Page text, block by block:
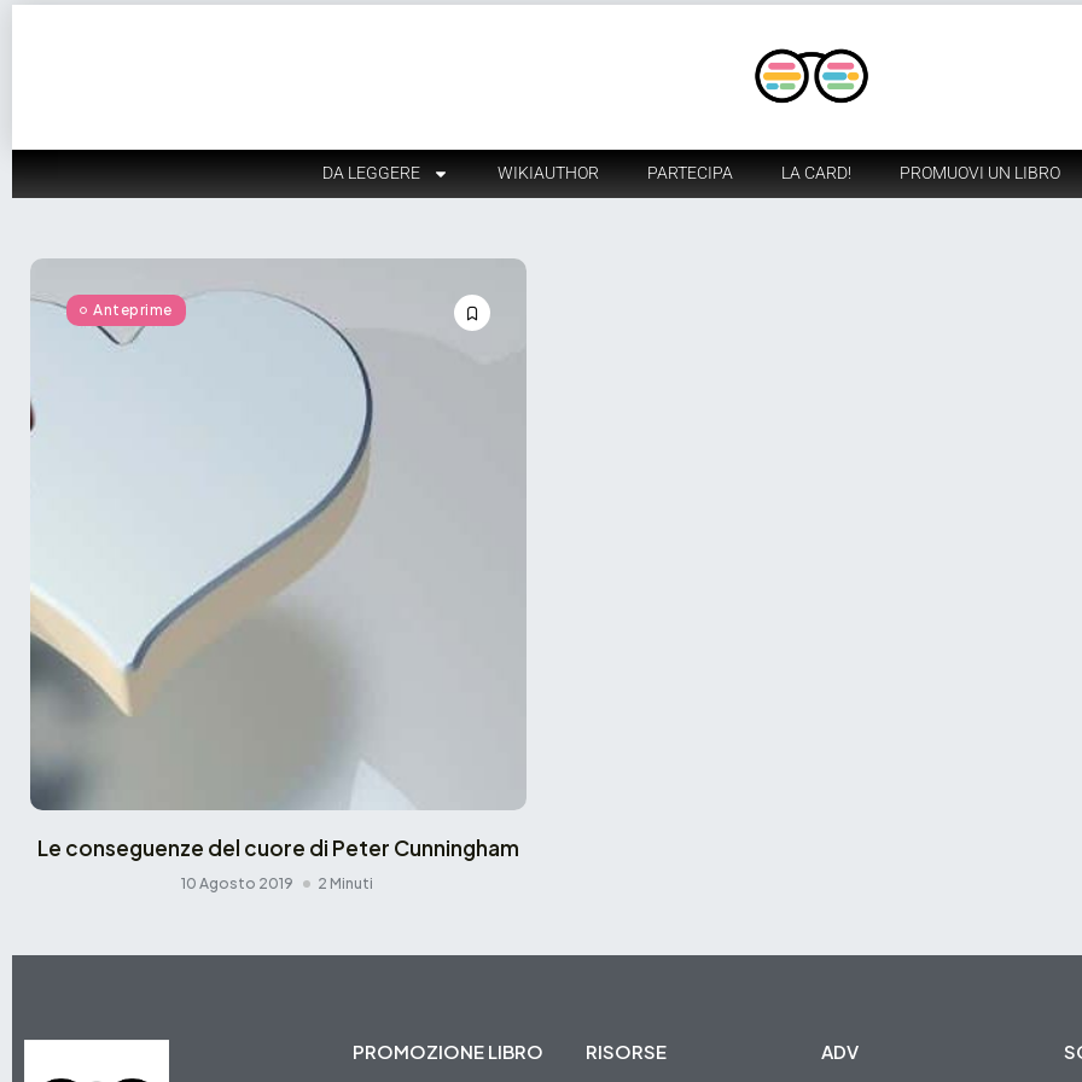
DA LEGGERE WIKIAUTHOR PARTECIPA LA CARD! PROMUOVI UN LIBRO
Anteprime
Le conseguenze del cuore di Peter Cunningham
10 Agosto 2019 2 Minuti
PROMOZIONE LIBRO RISORSE ADV